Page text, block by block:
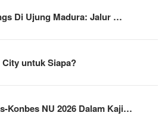
Di Ujung Madura: Jalur …
untuk Siapa?
Konbes NU 2026 Dalam Kaji…